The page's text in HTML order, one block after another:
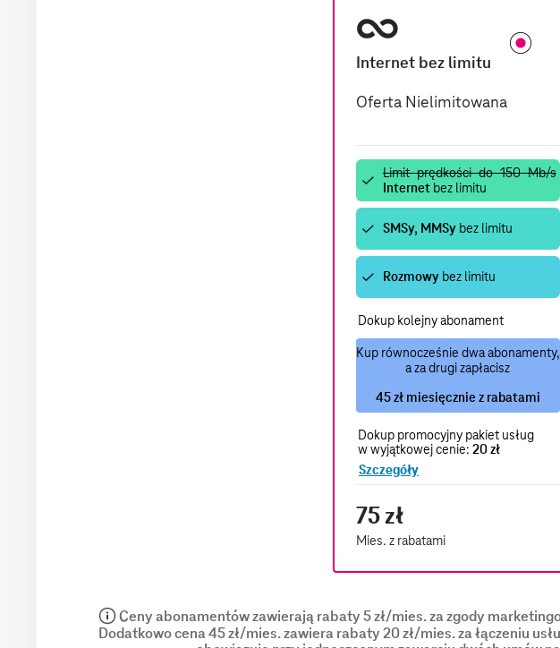
Internet bez limitu
Oferta Nielimitowana
Limit prędkości do 150 Mb/s
Internetbez limitu
SMSy, MMSybez limitu
Rozmowybez limitu
Dokup kolejny abonament
Kup równocześnie dwa abonamenty,
a za drugi zapłacisz
45 zł miesięcznie z rabatami
Dokup promocyjny pakiet usług
w wyjątkowej cenie: 20 zł
Szczegóły
75 zł
Mies. z rabatami